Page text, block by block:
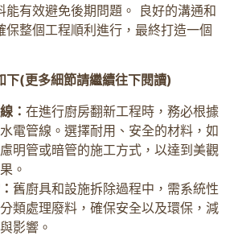
能有效避免後期問題。 良好的溝通和
保整個工程順利進行，最終打造一個
下(更多細節請繼續往下閱讀)
： 在進行廚房翻新工程時，務必根據
電管線。選擇耐用、安全的材料，如
明管或暗管的施工方式，以達到美觀
。
舊廚具和設施拆除過程中，需系統性
類處理廢料，確保安全以及環保，減
影響。